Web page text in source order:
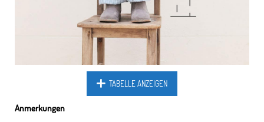
TABELLE ANZEIGEN
Anmerkungen